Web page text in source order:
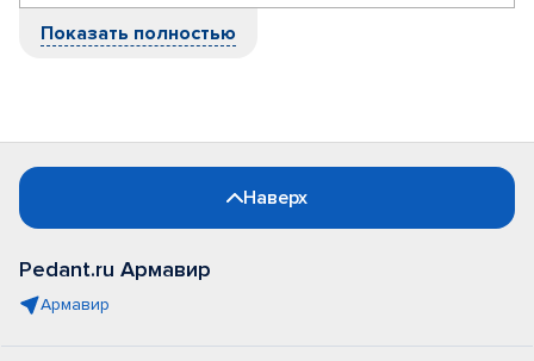
Показать полностью
Наверх
Pedant.ru Армавир
Армавир